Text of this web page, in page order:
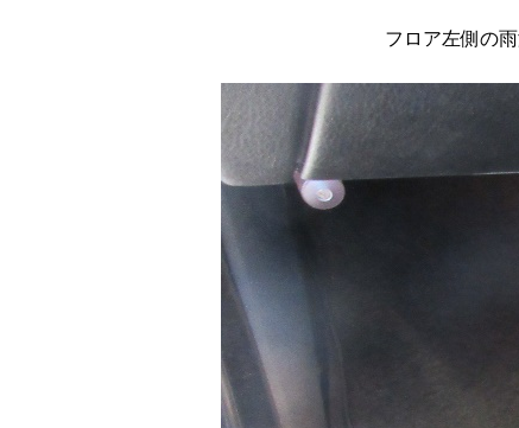
フロア左側の